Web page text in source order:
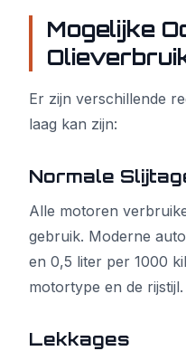
Mogelijke
Er zijn verschillende
laag kan zijn:
Normale
Alle motoren
gebruik. Moderne
en 0,5 liter per 1000
motortype en de rijstijl.
Lekkages